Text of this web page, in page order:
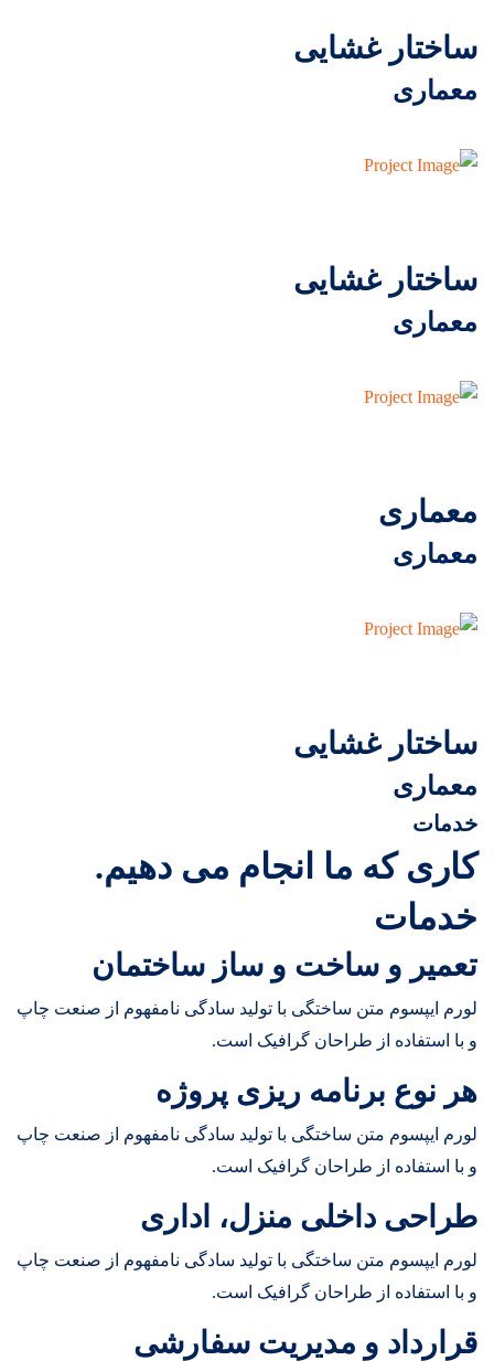
ساختار غشایی
معماری
ساختار غشایی
معماری
معماری
معماری
ساختار غشایی
معماری
خدمات
کاری که ما انجام می دهیم.
خدمات
تعمیر و ساخت و ساز ساختمان
لورم ایپسوم متن ساختگی با تولید سادگی نامفهوم از صنعت چاپ
و با استفاده از طراحان گرافیک است.
هر نوع برنامه ریزی پروژه
لورم ایپسوم متن ساختگی با تولید سادگی نامفهوم از صنعت چاپ
و با استفاده از طراحان گرافیک است.
طراحی داخلی منزل، اداری
لورم ایپسوم متن ساختگی با تولید سادگی نامفهوم از صنعت چاپ
و با استفاده از طراحان گرافیک است.
قرارداد و مدیریت سفارشی